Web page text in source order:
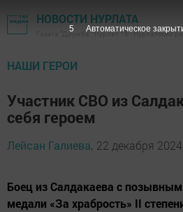
НОВОСТИ НУРЛАТА
Газета "Дружба", Нурлат ТВ - Нурлатский
НАШИ ГЕРОИ
Участник СВО из
себя героем
Лейсан Галиева, 22 декабря
Боец из Салдакаева с
медали «За храбрость» II
4 Автоматическое